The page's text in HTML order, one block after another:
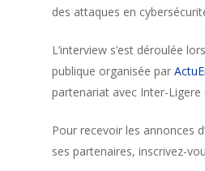
des attaques en
L’interview s’est déroulée
publique organisée par
partenariat avec Inter-Ligere
Pour recevoir les annonces
ses partenaires, inscrivez-